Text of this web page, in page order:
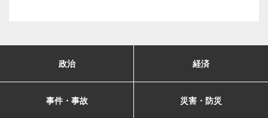
政治 経済
事件・事故 災害・防災